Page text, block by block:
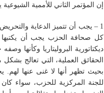
إن المؤتمر الثاني للأممية
1 – يجب أن تتميز الدعاية
كل صحافة الحزب يجب أن يكتبها
ديكتاتورية البروليتاريا وكأنها
الحقائق العملية، التي تعالج
بحيث تظهر أنها لا غنى عنها
للجنة المركزية للحزب، سواء